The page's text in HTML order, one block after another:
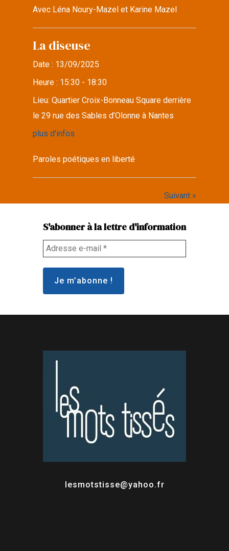
Avec Léna Noury-Mazel et Karine Mazel
La diseuse
Date : 13/09/2025
Heure : 15:30 - 18:30
Lieu:Quartier Croix-Bonneau Square derrière
le 29 rue des Sables d’Olonne à Nantes
plus d'infos
Paroles poétiques en liberté
Suivant »
S'abonner à la lettre d'information
lesmotstisse@yahoo.fr